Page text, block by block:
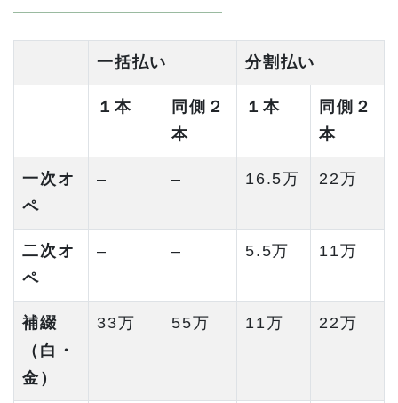
一括払い 分割払い
１本
同側２
本
１本
同側２
本
一次オ
ペ
– – 16.5万 22万
二次オ
ペ
– – 5.5万 11万
補綴
（白・
金）
33万 55万 11万 22万